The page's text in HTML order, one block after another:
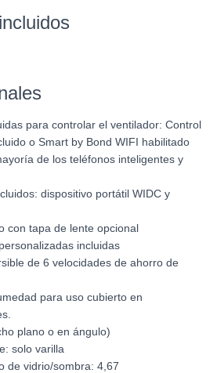
para controlar el ventilador: Control
o Smart by Bond WIFI habilitado
de los teléfonos inteligentes y
dispositivo portátil WIDC y
con tapa de lente opcional
incluidas
de 6 velocidades de ahorro de
para uso cubierto en
plano o en ángulo)
solo varilla
de vidrio/sombra: 4,67